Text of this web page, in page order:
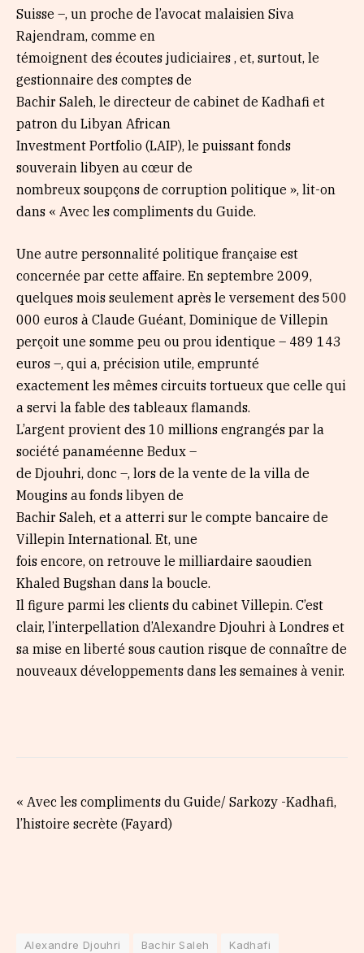
Suisse –, un proche de l’avocat malaisien Siva
Rajendram, comme en
témoignent des écoutes judiciaires , et, surtout, le
gestionnaire des comptes de
Bachir Saleh, le directeur de cabinet de Kadhafi et
patron du Libyan African
Investment Portfolio (LAIP), le puissant fonds
souverain libyen au cœur de
nombreux soupçons de corruption politique », lit-on
dans « Avec les compliments du Guide.
Une autre personnalité politique française est
concernée par cette affaire. En septembre 2009,
quelques mois seulement après le versement des 500
000 euros à Claude Guéant, Dominique de Villepin
perçoit une somme peu ou prou identique – 489 143
euros –, qui a, précision utile, emprunté
exactement les mêmes circuits tortueux que celle qui
a servi la fable des tableaux flamands.
L’argent provient des 10 millions engrangés par la
société panaméenne Bedux –
de Djouhri, donc –, lors de la vente de la villa de
Mougins au fonds libyen de
Bachir Saleh, et a atterri sur le compte bancaire de
Villepin International. Et, une
fois encore, on retrouve le milliardaire saoudien
Khaled Bugshan dans la boucle.
Il figure parmi les clients du cabinet Villepin. C’est
clair, l’interpellation d’Alexandre Djouhri à Londres et
sa mise en liberté sous caution risque de connaître de
nouveaux développements dans les semaines à venir.
« Avec les compliments du Guide/ Sarkozy -Kadhafi,
l’histoire secrète (Fayard)
Alexandre Djouhri Bachir Saleh
Kadhafi